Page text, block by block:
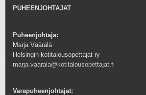
PUHEENJOHTAJAT
Puheenjohtaja:
Marja Väärälä
Helsingin kotitalousopettajat ry
marja.vaarala@kotitalousopettajat.fi
Varapuheenjohtajat: